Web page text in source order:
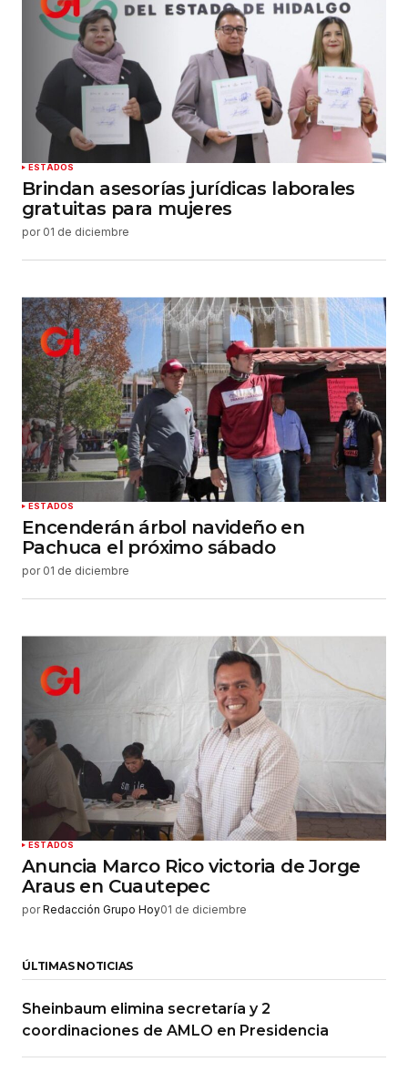
ESTADOS
Brindan asesorías jurídicas laborales
gratuitas para mujeres
por 01 de diciembre
ESTADOS
Encenderán árbol navideño en
Pachuca el próximo sábado
por 01 de diciembre
ESTADOS
Anuncia Marco Rico victoria de Jorge
Araus en Cuautepec
por Redacción Grupo Hoy01 de diciembre
ÚLTIMAS NOTICIAS
Sheinbaum elimina secretaría y 2
coordinaciones de AMLO en Presidencia